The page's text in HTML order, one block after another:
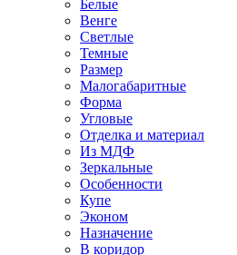
Белые
Венге
Светлые
Темные
Размер
Малогабаритные
Форма
Угловые
Отделка и материал
Из МДФ
Зеркальные
Особенности
Купе
Эконом
Назначение
В коридор